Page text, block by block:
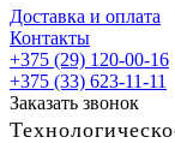
Доставка и оплата
Контакты
+375 (29) 120-00-16
+375 (33) 623-11-11
Заказать звонок